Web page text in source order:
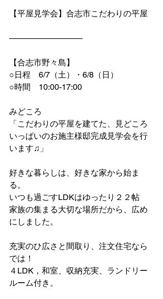
【平屋見学会】合志市こだわりの平屋
—————————
【合志市野々島】
○日程　6/7（土）・6/8（日）
○時間　10:00-17:00
みどころ
「こだわりの平屋を建てた、見どころ
いっぱいのお施主様邸完成見学会を行
います♫」
好きな暮らしは、好きな家から始ま
る。
いつも過ごすLDKはゆったり２２帖
家族の集まる大切な場所だから、広め
にしました。
充実のひ広さと間取り、注文住宅なら
では！
４LDK，和室、収納充実、ランドリー
ルーム付き。